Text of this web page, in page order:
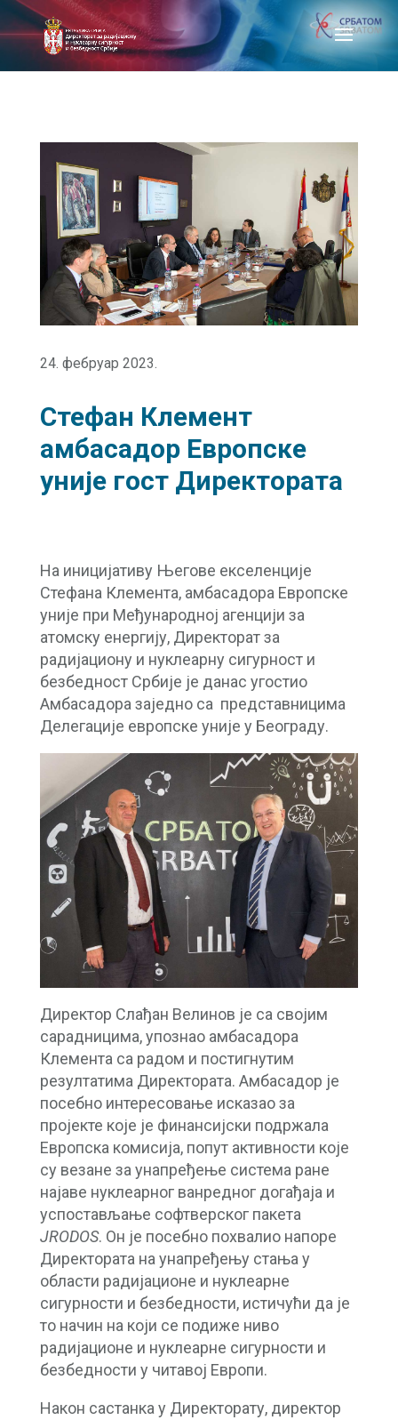
24. фебруар 2023.
Стефан Клемент
амбасадор Европске
уније гост Директората
На иницијативу Његове екселенције
Стефана Клемента, амбасадора Европске
уније при Међународној агенцији за
атомску енергију, Директорат за
радијациону и нуклеарну сигурност и
безбедност Србије је данас угостио
Амбасадора заједно са представницима
Делегације европске уније у Београду.
Директор Слађан Велинов је са својим
сарадницима, упознао амбасадора
Клемента са радом и постигнутим
резултатима Директората. Амбасадор је
посебно интересовање исказао за
пројекте које је финансијски подржала
Европска комисија, попут активности које
су везане за унапређење система ране
најаве нуклеарног ванредног догађаја и
успостављање софтверског пакета
JRODOS. Он је посебно похвалио напоре
Директората на унапређењу стања у
области радијационе и нуклеарне
сигурности и безбедности, истичући да је
то начин на који се подиже ниво
радијационе и нуклеарне сигурности и
безбедности у читавој Европи.
Након састанка у Директорату, директор